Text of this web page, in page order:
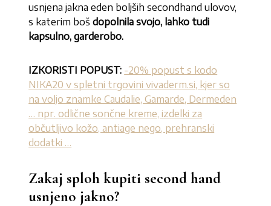
usnjena jakna eden boljših secondhand ulovov,
s katerim bošdopolnila svojo, lahko tudi
kapsulno, garderobo.
IZKORISTI POPUST: -20% popust s kodo
NIKA20 v spletni trgovini vivaderm.si, kjer so
na voljo znamke Caudalie, Gamarde, Dermeden
… npr. odlične sončne kreme, izdelki za
občutljivo kožo, antiage nego, prehranski
dodatki …
Zakaj sploh kupiti second hand
usnjeno jakno?